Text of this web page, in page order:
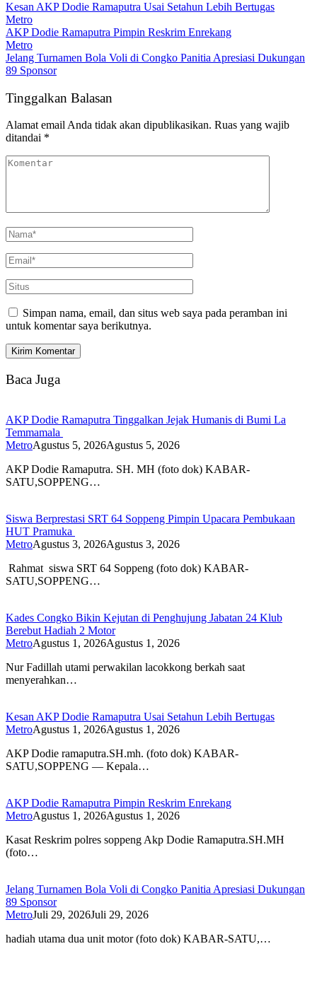
Kesan AKP Dodie Ramaputra Usai Setahun Lebih Bertugas
Metro
AKP Dodie Ramaputra Pimpin Reskrim Enrekang
Metro
Jelang Turnamen Bola Voli di Congko Panitia Apresiasi Dukungan
89 Sponsor
Tinggalkan Balasan
Alamat email Anda tidak akan dipublikasikan. Ruas yang wajib
ditandai *
Simpan nama, email, dan situs web saya pada peramban ini
untuk komentar saya berikutnya.
Baca Juga
AKP Dodie Ramaputra Tinggalkan Jejak Humanis di Bumi La
Temmamala
MetroAgustus 5, 2026Agustus 5, 2026
AKP Dodie Ramaputra. SH. MH (foto dok) KABAR-
SATU,SOPPENG…
Siswa Berprestasi SRT 64 Soppeng Pimpin Upacara Pembukaan
HUT Pramuka
MetroAgustus 3, 2026Agustus 3, 2026
Rahmat siswa SRT 64 Soppeng (foto dok) KABAR-
SATU,SOPPENG…
Kades Congko Bikin Kejutan di Penghujung Jabatan 24 Klub
Berebut Hadiah 2 Motor
MetroAgustus 1, 2026Agustus 1, 2026
Nur Fadillah utami perwakilan lacokkong berkah saat
menyerahkan…
Kesan AKP Dodie Ramaputra Usai Setahun Lebih Bertugas
MetroAgustus 1, 2026Agustus 1, 2026
AKP Dodie ramaputra.SH.mh. (foto dok) KABAR-
SATU,SOPPENG — Kepala…
AKP Dodie Ramaputra Pimpin Reskrim Enrekang
MetroAgustus 1, 2026Agustus 1, 2026
Kasat Reskrim polres soppeng Akp Dodie Ramaputra.SH.MH
(foto…
Jelang Turnamen Bola Voli di Congko Panitia Apresiasi Dukungan
89 Sponsor
MetroJuli 29, 2026Juli 29, 2026
hadiah utama dua unit motor (foto dok) KABAR-SATU,…